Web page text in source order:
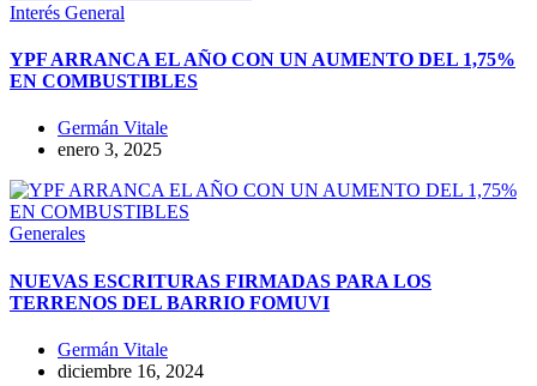
Interés General
YPF ARRANCA EL AÑO CON UN AUMENTO DEL 1,75%
EN COMBUSTIBLES
Germán Vitale
enero 3, 2025
Generales
NUEVAS ESCRITURAS FIRMADAS PARA LOS
TERRENOS DEL BARRIO FOMUVI
Germán Vitale
diciembre 16, 2024